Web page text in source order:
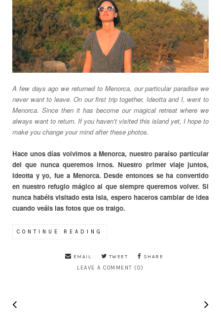
A few days ago we returned to Menorca, our particular paradise we
never want to leave. On our first trip together, Ideotta and I, went to
Menorca. Since then it has become our magical retreat where we
always want to return. If you haven't visited this island yet, I hope to
make you change your mind after these photos.
Hace unos días volvimos a Menorca, nuestro paraíso particular
del que nunca queremos irnos. Nuestro primer viaje juntos,
Ideotta y yo, fue a Menorca. Desde entonces se ha convertido
en nuestro refugio mágico al que siempre queremos volver. Si
nunca habéis visitado esta isla, espero haceros cambiar de idea
cuando veáis las fotos que os traigo.
CONTINUE READING
EMAIL TWEET SHARE
LEAVE A COMMENT (0)